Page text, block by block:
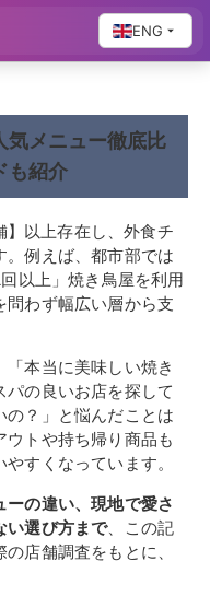
ENG
気メニュー徹底比
も紹介
】以上存在し、外食チ
。例えば、都市部では
以上」焼き鳥屋を利用
問わず幅広い層から支
「本当に美味しい焼き
パの良いお店を探して
の？」と悩んだことは
ウトや持ち帰り商品も
すくなっています。
の違い、現地で愛さ
い選び方まで、この記
店舗調査をもとに、